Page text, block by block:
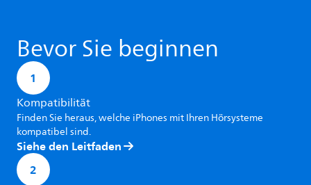
Bevor Sie beginnen
1
Kompatibilität
Finden Sie heraus, welche iPhones mit Ihren Hörsysteme
kompatibel sind.
Siehe den Leitfaden
2